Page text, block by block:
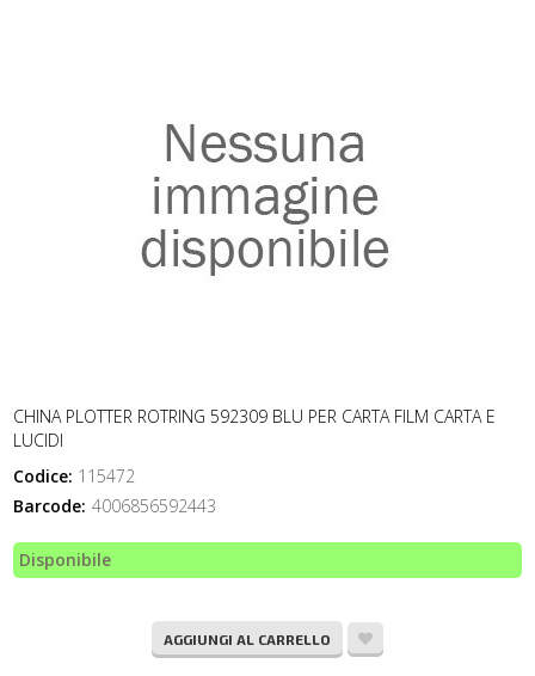
CHINA PLOTTER ROTRING 592309 BLU PER CARTA FILM CARTA E
LUCIDI
Codice: 115472
Barcode: 4006856592443
Disponibile
AGGIUNGI AL CARRELLO